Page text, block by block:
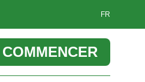
FR
COMMENCER